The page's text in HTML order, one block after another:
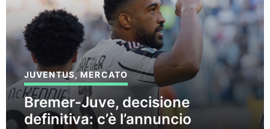
JUVENTUS,MERCATO
Bremer-Juve, decisione
definitiva: c’è l’annuncio